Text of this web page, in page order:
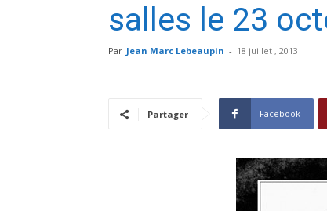
salles le 23
Par Jean Marc Lebeaupin - 18 juillet , 2013
Partager Facebook